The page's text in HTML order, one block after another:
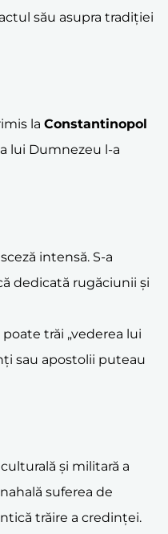
său asupra tradiției
la Constantinopol
lui Dumnezeu l-a
intensă. S-a
dedicată rugăciunii și
trăi „vederea lui
sau apostolii puteau
și militară a
suferea de
trăire a credinței.